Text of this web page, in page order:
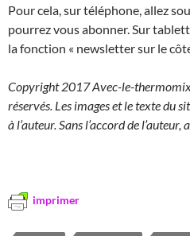
Pour cela, sur téléphone, allez
pourrez vous abonner. Sur
la fonction « newsletter sur le
Copyright 2017 Avec-le-
réservés. Les images et le texte du
à l’auteur. Sans l’accord de l’auteur,
imprimer